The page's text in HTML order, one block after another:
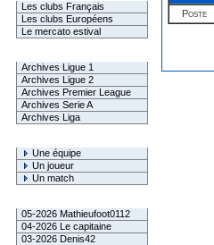
Les clubs Français
Les clubs Européens
Le mercato estival
Archives Ligue 1
Archives Ligue 2
Archives Premier League
Archives Serie A
Archives Liga
Une équipe
Un joueur
Un match
05-2026 Mathieufoot0112
04-2026 Le capitaine
03-2026 Denis42
Poste